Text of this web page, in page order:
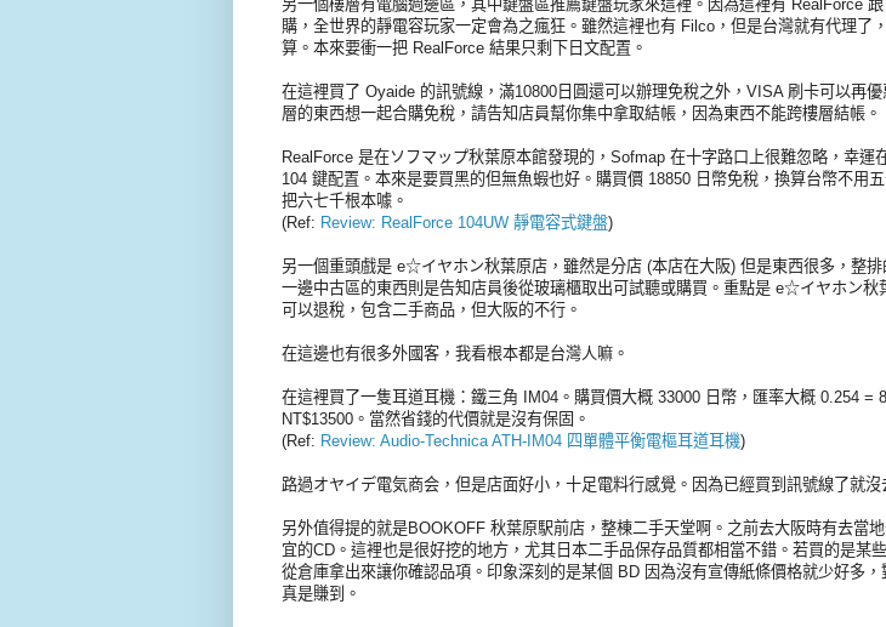
另一個樓層有電腦週邊區，其中鍵盤區推薦鍵盤玩家來這裡。因為這裡有 RealForce
購，全世界的靜電容玩家一定會為之瘋狂。雖然這裡也有 Filco，但是台灣就有代理了
算。本來要衝一把 RealForce 結果只剩下日文配置。
在這裡買了 Oyaide 的訊號線，滿10800日圓還可以辦理免稅之外，VISA 刷卡可以再
層的東西想一起合購免稅，請告知店員幫你集中拿取結帳，因為東西不能跨樓層結帳。
RealForce 是在ソフマップ秋葉原本館發現的，Sofmap 在十字路口上很難忽略，幸運
104 鍵配置。本來是要買黑的但無魚蝦也好。購買價 18850 日幣免稅，換算台幣不用
把六七千根本噱。
(Ref: Review: RealForce 104UW 靜電容式鍵盤)
另一個重頭戲是 e☆イヤホン秋葉原店，雖然是分店 (本店在大阪) 但是東西很多，整
一邊中古區的東西則是告知店員後從玻璃櫃取出可試聽或購買。重點是 e☆イヤホン秋
可以退稅，包含二手商品，但大阪的不行。
在這邊也有很多外國客，我看根本都是台灣人嘛。
在這裡買了一隻耳道耳機：鐵三角 IM04。購買價大概 33000 日幣，匯率大概 0.254 =
NT$13500。當然省錢的代價就是沒有保固。
(Ref: Review: Audio-Technica ATH-IM04 四單體平衡電樞耳道耳機)
路過オヤイデ電気商会，但是店面好小，十足電料行感覺。因為已經買到訊號線了就沒
另外值得提的就是BOOKOFF 秋葉原駅前店，整棟二手天堂啊。之前去大阪時有去當
宜的CD。這裡也是很好挖的地方，尤其日本二手品保存品質都相當不錯。若買的是某
從倉庫拿出來讓你確認品項。印象深刻的是某個 BD 因為沒有宣傳紙條價格就少好多
真是賺到。